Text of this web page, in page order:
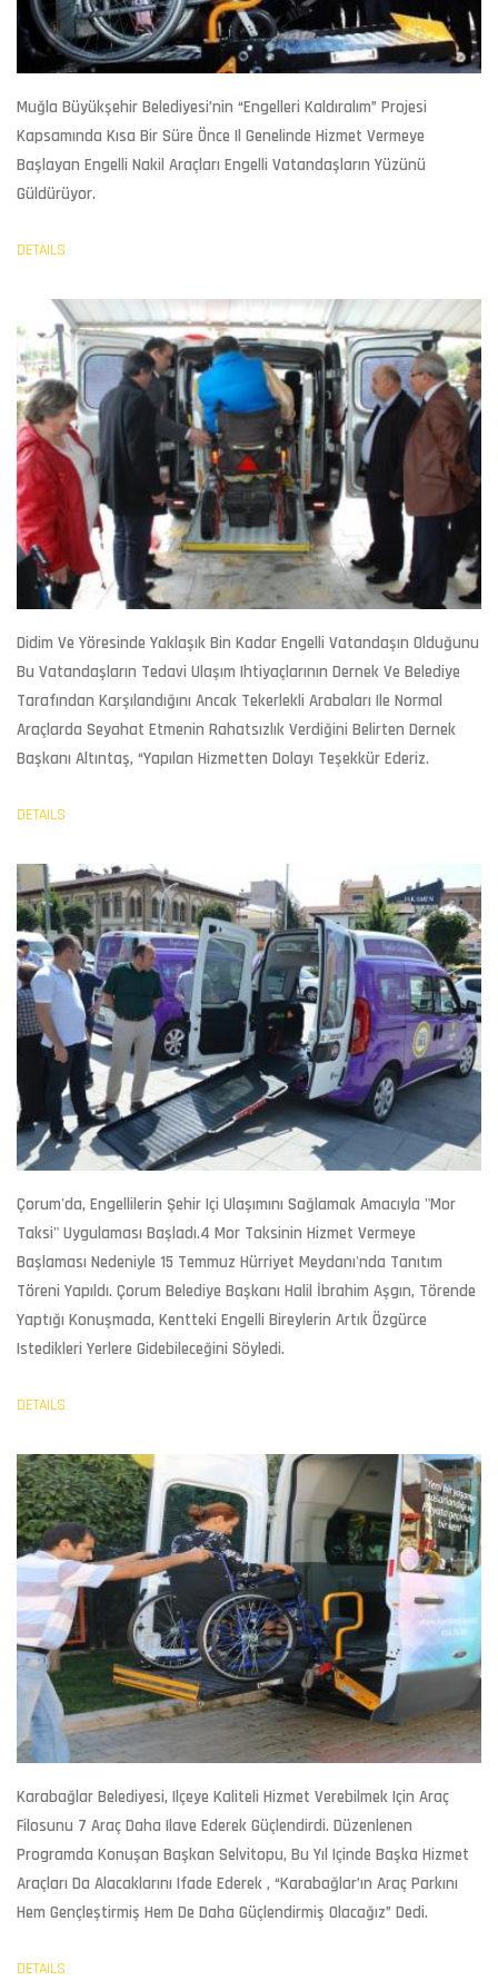
Muğla Büyükşehir Belediyesi’nin “Engelleri Kaldıralım” Projesi
Kapsamında Kısa Bir Süre Önce Il Genelinde Hizmet Vermeye
Başlayan Engelli Nakil Araçları Engelli Vatandaşların Yüzünü
Güldürüyor.
DETAILS
Didim Ve Yöresinde Yaklaşık Bin Kadar Engelli Vatandaşın Olduğunu
Bu Vatandaşların Tedavi Ulaşım Ihtiyaçlarının Dernek Ve Belediye
Tarafından Karşılandığını Ancak Tekerlekli Arabaları Ile Normal
Araçlarda Seyahat Etmenin Rahatsızlık Verdiğini Belirten Dernek
Başkanı Altıntaş, “Yapılan Hizmetten Dolayı Teşekkür Ederiz.
DETAILS
Çorum'da, Engellilerin Şehir Içi Ulaşımını Sağlamak Amacıyla "Mor
Taksi" Uygulaması Başladı.4 Mor Taksinin Hizmet Vermeye
Başlaması Nedeniyle 15 Temmuz Hürriyet Meydanı'nda Tanıtım
Töreni Yapıldı. Çorum Belediye Başkanı Halil İbrahim Aşgın, Törende
Yaptığı Konuşmada, Kentteki Engelli BireylerIn Artık Özgürce
Istedikleri Yerlere Gidebileceğini Söyledi.
DETAILS
Karabağlar Belediyesi, Ilçeye Kaliteli Hizmet Verebilmek Için Araç
Filosunu 7 Araç Daha Ilave Ederek Güçlendirdi. Düzenlenen
Programda Konuşan Başkan Selvitopu, Bu Yıl Içinde Başka Hizmet
Araçları Da Alacaklarını Ifade Ederek , “Karabağlar’ın Araç Parkını
Hem Gençleştirmiş Hem De Daha Güçlendirmiş Olacağız” Dedi.
DETAILS